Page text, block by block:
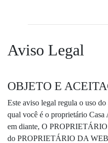
Aviso Legal
OBJETO E
Este aviso legal regula o uso
qual você é o proprietário
em diante, O
do PROPRIETÁRIO DA WEB